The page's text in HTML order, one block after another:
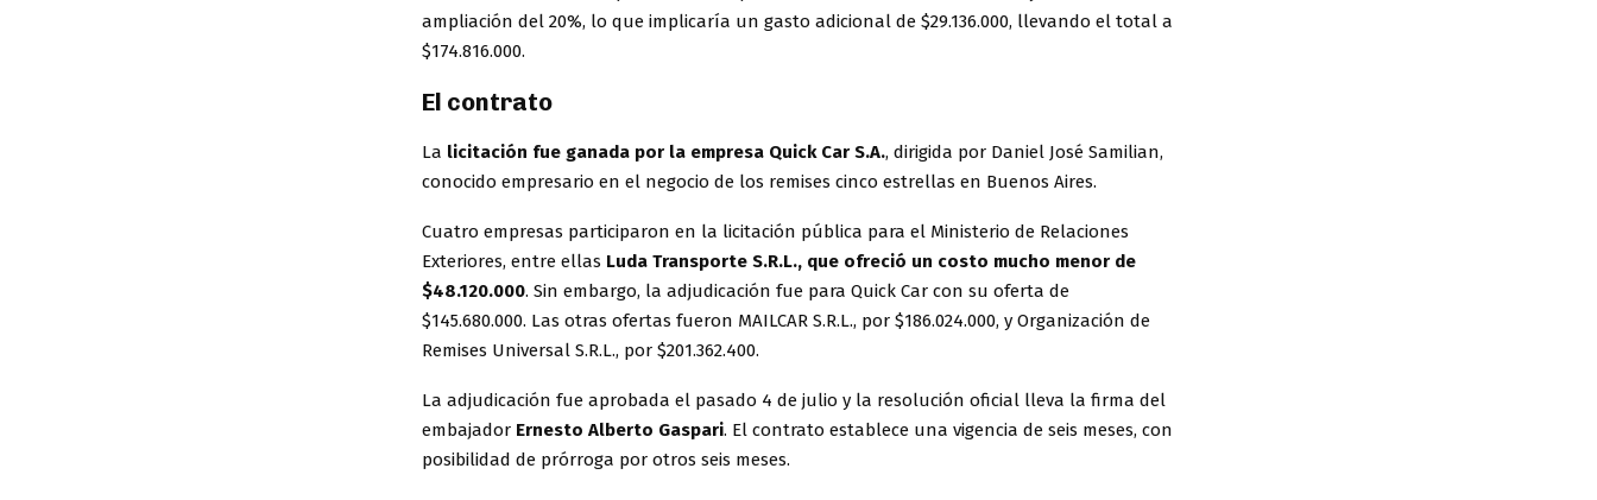
ampliación del 20%, lo que implicaría un gasto adicional de $29.136.000, llevando el total a
$174.816.000.
El contrato
La licitación fue ganada por la empresa Quick Car S.A., dirigida por Daniel José Samilian,
conocido empresario en el negocio de los remises cinco estrellas en Buenos Aires.
Cuatro empresas participaron en la licitación pública para el Ministerio de Relaciones
Exteriores, entre ellas Luda Transporte S.R.L., que ofreció un costo mucho menor de
$48.120.000. Sin embargo, la adjudicación fue para Quick Car con su oferta de
$145.680.000. Las otras ofertas fueron MAILCAR S.R.L., por $186.024.000, y Organización de
Remises Universal S.R.L., por $201.362.400.
La adjudicación fue aprobada el pasado 4 de julio y la resolución oficial lleva la firma del
embajador Ernesto Alberto Gaspari. El contrato establece una vigencia de seis meses, con
posibilidad de prórroga por otros seis meses.